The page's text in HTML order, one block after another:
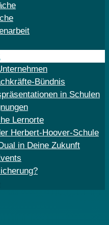
Bündnis
in Schulen
Lernorte
Herbert-Hoover-Schule
in Deine Zukunft